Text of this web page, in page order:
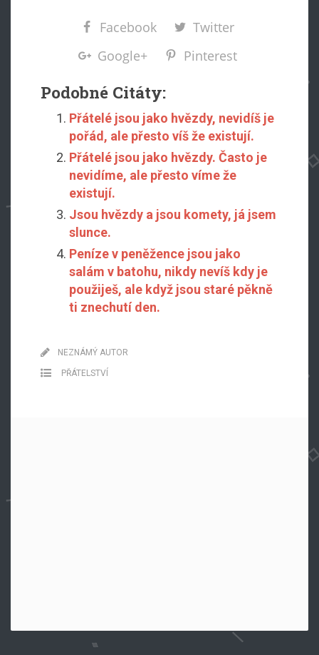
Facebook
Twitter
Google+
Pinterest
Podobné Citáty:
Přátelé jsou jako hvězdy, nevidíš je
pořád, ale přesto víš že existují.
Přátelé jsou jako hvězdy. Často je
nevidíme, ale přesto víme že
existují.
Jsou hvězdy a jsou komety, já jsem
slunce.
Peníze v peněžence jsou jako
salám v batohu, nikdy nevíš kdy je
použiješ, ale když jsou staré pěkně
ti znechutí den.
NEZNÁMÝ AUTOR
PŘÁTELSTVÍ